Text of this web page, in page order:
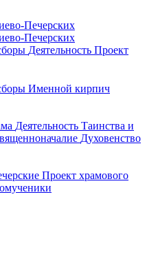
Деятельность Проект
Именной кирпич
Деятельность Таинства и
Духовенство
Проект храмового